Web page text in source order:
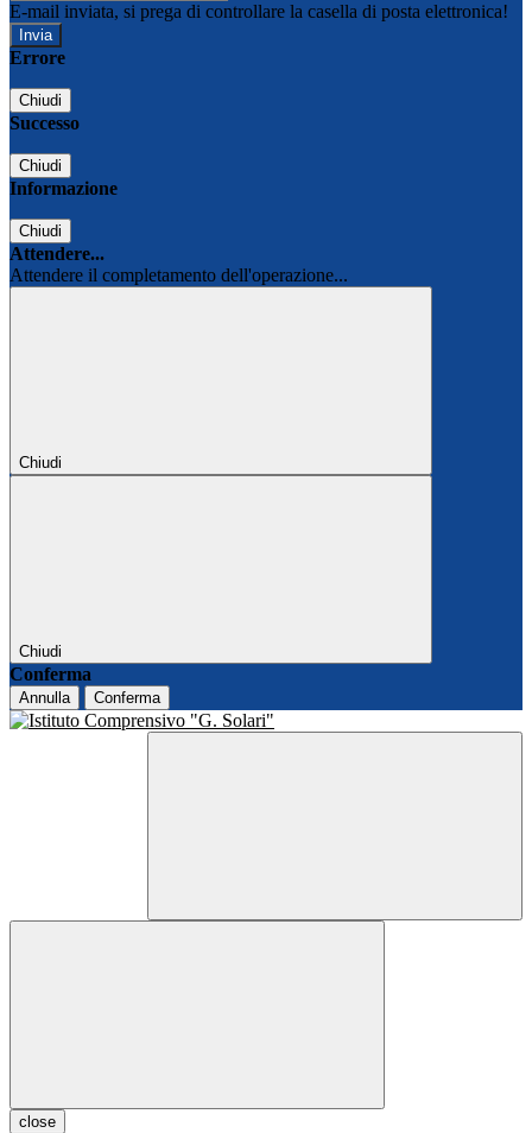
E-mail inviata, si prega di controllare la casella di posta elettronica!
Errore
Chiudi
Successo
Chiudi
Informazione
Chiudi
Attendere...
Attendere il completamento dell'operazione...
Chiudi
Chiudi
Conferma
Annulla Conferma
close